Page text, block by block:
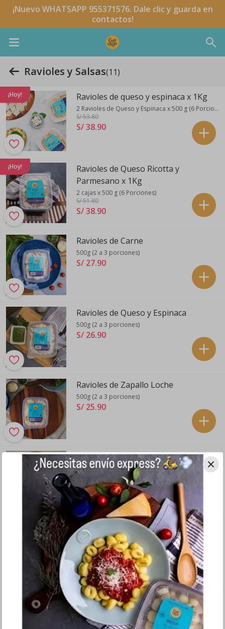
¡Nuevo WHATSAPP 955371576. Dale clic y guarda en
contactos!
Ravioles y Salsas(11)
¡Hoy! Ravioles de queso y espinaca x 1Kg
2 Ravioles de Queso y Espinaca x 500 g (6 Porciones)
S/ 53.80
S/ 38.90
¡Hoy!
Ravioles de Queso Ricotta y
Parmesano x 1Kg
2 cajas x 500 g (6 Porciones)
S/ 51.80
S/ 38.90
Ravioles de Carne
500g (2 a 3 porciones)
S/ 27.90
Ravioles de Queso y Espinaca
500g (2 a 3 porciones)
S/ 26.90
Ravioles de Zapallo Loche
500g (2 a 3 porciones)
S/ 25.90
Ravioles de Queso Ricotta y
Parmesano x 500g
500g (2 a 3 porciones)
S/ 25 .90
Salsa Bolognesa
250g (2 a 3 porciones)
S/ 16.90
Salsa Pesto
250g (2 a 3 porciones)
S/ 16.90